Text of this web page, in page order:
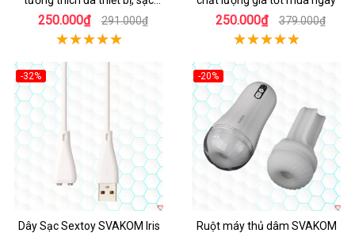
nhanh
250.000₫ 291.000₫ 250.000₫ 379.000₫
-32%
Dây Sạc Sextoy SVAKOM Iris
-20%
Hot
Ruột máy thủ dâm SVAKOM